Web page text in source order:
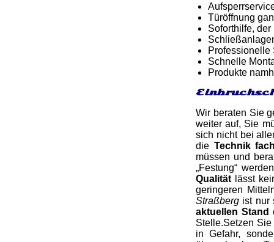
Türöffnung
Soforthilfe,
Professionelle
Schnelle
Produkte
Wir beraten Sie
weiter auf, Sie
sich nicht bei
die Technik
müssen und
„Festung“
Qualität lässt
geringeren
Straßberg ist nur
aktuellen Stand
Stelle.Setzen
in Gefahr,